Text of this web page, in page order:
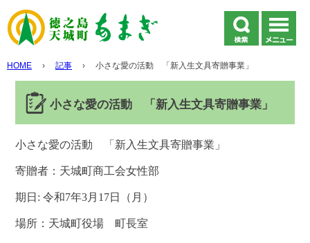
HOME › 記事 › 小さな愛の活動 「新入生文具寄贈事業」
小さな愛の活動 「新入生文具寄贈事業」
小さな愛の活動 「新入生文具寄贈事業」
寄贈者：天城町商工会女性部
期日: 令和7年3月17日（月）
場所：天城町役場 町長室